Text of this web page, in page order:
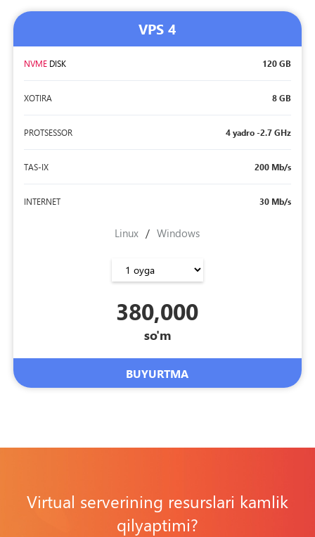
VPS 4
NVME DISK 120 GB
XOTIRA 8 GB
PROTSESSOR 4 yadro -2.7 GHz
TAS-IX 200 Mb/s
INTERNET 30 Mb/s
Linux / Windows
380,000
so'm
BUYURTMA
Virtual serverining resurslari kamlik
qilyaptimi?